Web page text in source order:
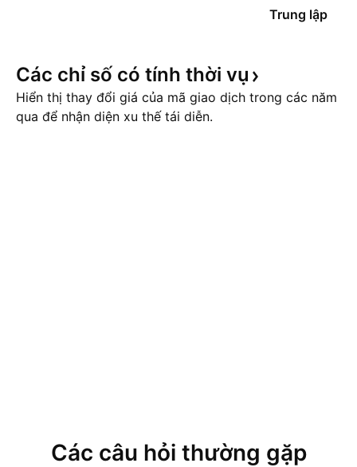
Trung lập
Các chỉ số có tính thời vụ
Hiển thị thay đổi giá của mã giao dịch trong các năm
qua để nhận diện xu thế tái diễn.
Các câu hỏi thường gặp